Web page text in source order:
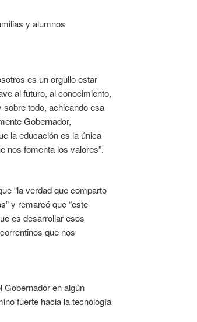
y alumnos
es un orgullo estar
al futuro, al conocimiento,
sobre todo, achicando esa
Gobernador,
la educación es la única
nos fomenta los valores”.
“la verdad que comparto
y remarcó que “este
es desarrollar esos
que nos
Gobernador en algún
fuerte hacia la tecnología